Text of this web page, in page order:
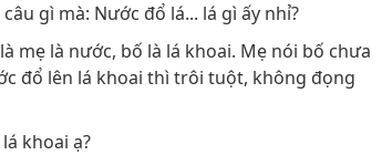
gì mà: Nước đổ lá... lá gì ấy nhỉ?
mẹ là nước, bố là lá khoai. Mẹ nói bố chưa
đổ lên lá khoai thì trôi tuột, không đọng
khoai ạ?